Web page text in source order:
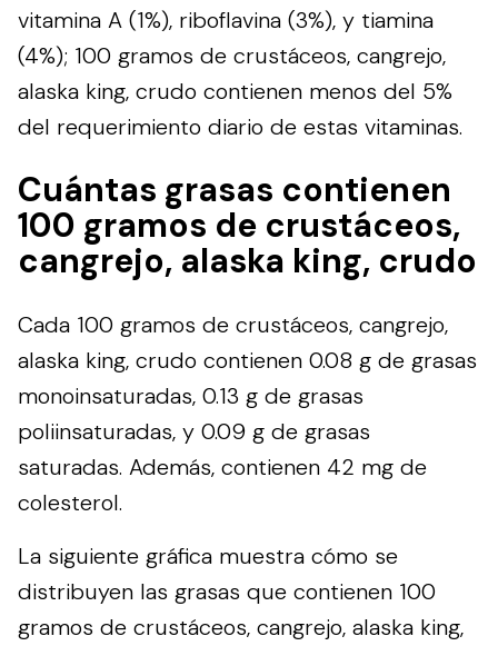
vitamina A (1%), riboflavina (3%), y tiamina
(4%); 100 gramos de crustáceos, cangrejo,
alaska king, crudo contienen menos del 5%
del requerimiento diario de estas vitaminas.
Cuántas grasas contienen
100 gramos de crustáceos,
cangrejo, alaska king, crudo
Cada 100 gramos de crustáceos, cangrejo,
alaska king, crudo contienen 0.08 g de grasas
monoinsaturadas, 0.13 g de grasas
poliinsaturadas, y 0.09 g de grasas
saturadas. Además, contienen 42 mg de
colesterol.
La siguiente gráfica muestra cómo se
distribuyen las grasas que contienen 100
gramos de crustáceos, cangrejo, alaska king,